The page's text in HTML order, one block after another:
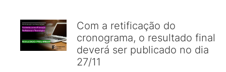
Com a retificação do
cronograma, o resultado final
deverá ser publicado no dia
27/11